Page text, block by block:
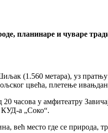
планинаре и чуваре
(1.560 метара), уз
цвећа, плетење
часова у амфитеатру
КУД-а „Соко“.
већ место где се природа,